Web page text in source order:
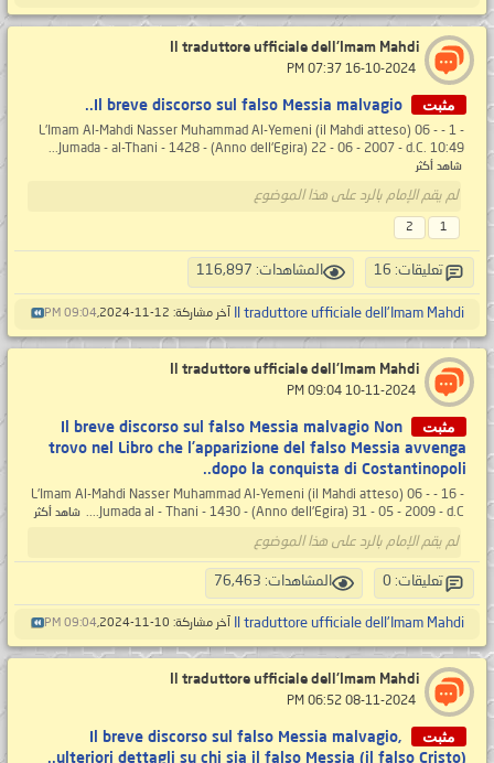
Il traduttore ufficiale dell'Imam Mahdi
مثبت Il breve discorso sul falso Messia malvagio..
- 1 - L'Imam Al-Mahdi Nasser Muhammad Al-Yemeni (il Mahdi atteso) 06 -
Jumada - al-Thani - 1428 - (Anno dell'Egira) 22 - 06 - 2007 - d.C. 10:49...
شاهد أكثر
لم يقم الإمام بالرد على هذا الموضوع
1
2
تعليقات: 16 المشاهدات: 116,897
Il traduttore ufficiale dell'Imam Mahdi آخر مشاركة: 12-11-2024, 09:04 PM
Il traduttore ufficiale dell'Imam Mahdi
مثبت
Il breve discorso sul falso Messia malvagio Non
trovo nel Libro che l’apparizione del falso Messia avvenga
dopo la conquista di Costantinopoli..
- 16 - L'Imam Al-Mahdi Nasser Muhammad Al-Yemeni (il Mahdi atteso) 06 -
Jumada al - Thani - 1430 - (Anno dell'Egira) 31 - 05 - 2009 - d.C....
شاهد أكثر
لم يقم الإمام بالرد على هذا الموضوع
تعليقات: 0 المشاهدات: 76,463
Il traduttore ufficiale dell'Imam Mahdi آخر مشاركة: 10-11-2024, 09:04 PM
Il traduttore ufficiale dell'Imam Mahdi
مثبت
Il breve discorso sul falso Messia malvagio,
ulteriori dettagli su chi sia il falso Messia (il falso Cristo)..